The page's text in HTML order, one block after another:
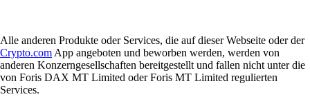
Alle anderen Produkte oder Services, die auf dieser Webseite oder der
Crypto.com App angeboten und beworben werden, werden von
anderen Konzerngesellschaften bereitgestellt und fallen nicht unter die
von Foris DAX MT Limited oder Foris MT Limited regulierten
Services.